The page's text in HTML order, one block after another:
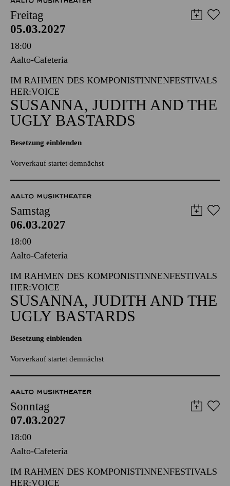
Freitag
05.03.2027
18:00
Aalto-Cafeteria
IM RAHMEN DES KOMPONISTINNENFESTIVALS
HER:VOICE
SUSANNA, JUDITH AND THE
UGLY BASTARDS
Besetzung einblenden
Vorverkauf startet demnächst
AALTO MUSIKTHEATER
Samstag
06.03.2027
18:00
Aalto-Cafeteria
IM RAHMEN DES KOMPONISTINNENFESTIVALS
HER:VOICE
SUSANNA, JUDITH AND THE
UGLY BASTARDS
Besetzung einblenden
Vorverkauf startet demnächst
AALTO MUSIKTHEATER
Sonntag
07.03.2027
18:00
Aalto-Cafeteria
IM RAHMEN DES KOMPONISTINNENFESTIVALS
HER:VOICE